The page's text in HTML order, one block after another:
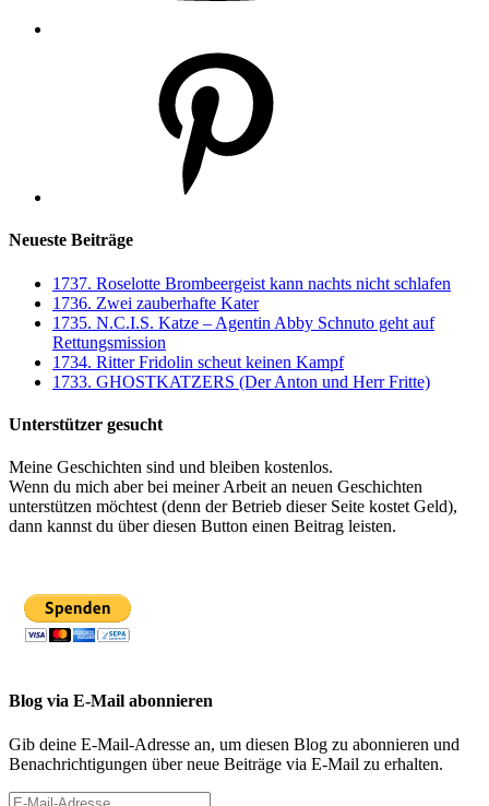
Neueste Beiträge
1737. Roselotte Brombeergeist kann nachts nicht schlafen
1736. Zwei zauberhafte Kater
1735. N.C.I.S. Katze – Agentin Abby Schnuto geht auf
Rettungsmission
1734. Ritter Fridolin scheut keinen Kampf
1733. GHOSTKATZERS (Der Anton und Herr Fritte)
Unterstützer gesucht
Meine Geschichten sind und bleiben kostenlos.
Wenn du mich aber bei meiner Arbeit an neuen Geschichten
unterstützen möchtest (denn der Betrieb dieser Seite kostet Geld),
dann kannst du über diesen Button einen Beitrag leisten.
Blog via E-Mail abonnieren
Gib deine E-Mail-Adresse an, um diesen Blog zu abonnieren und
Benachrichtigungen über neue Beiträge via E-Mail zu erhalten.
E-